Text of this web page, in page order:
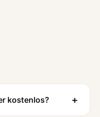
kostenlos? +